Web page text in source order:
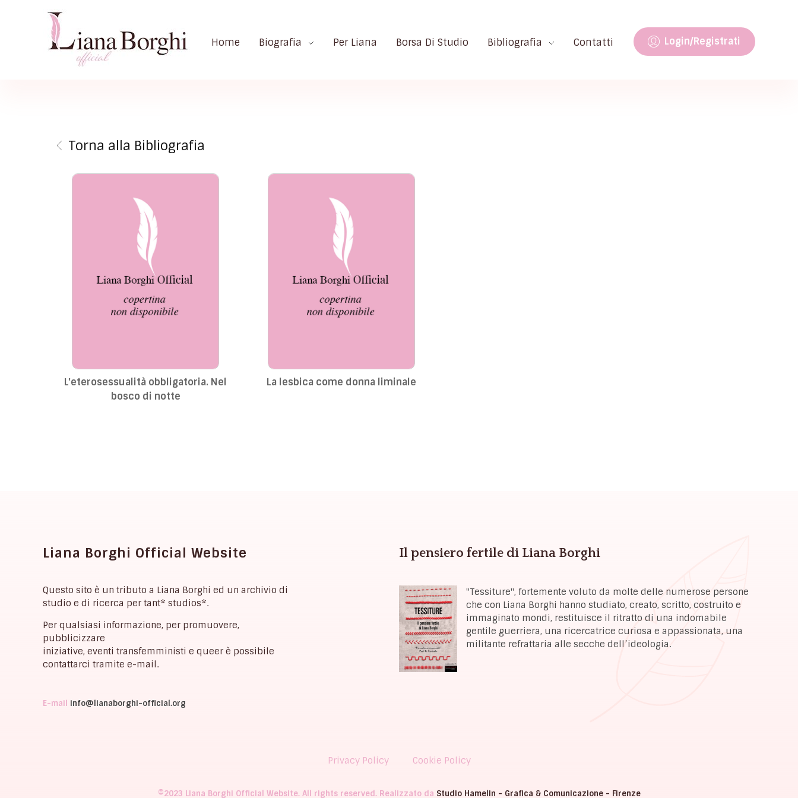
Home Biografia Per Liana Borsa Di Studio Bibliografia Contatti Login/Registrati
Torna alla Bibliografia
L'eterosessualità obbligatoria. Nel
bosco di notte
La lesbica come donna liminale
Liana Borghi Official Website
Questo sito è un tributo a Liana Borghi ed un archivio di
studio e di ricerca per tant* studios*.
Per qualsiasi informazione, per promuovere,
pubblicizzare
iniziative, eventi transfemministi e queer è possibile
contattarci tramite e-mail.
Il pensiero fertile di Liana Borghi
"Tessiture", fortemente voluto da molte delle numerose persone
che con Liana Borghi hanno studiato, creato, scritto, costruito e
immaginato mondi, restituisce il ritratto di una indomabile
gentile guerriera, una ricercatrice curiosa e appassionata, una
militante refrattaria alle secche dell’ideologia.
E-mail info@lianaborghi-official.org
Privacy Policy Cookie Policy
©2023 Liana Borghi Official Website. All rights reserved. Realizzato da Studio Hamelin - Grafica & Comunicazione - Firenze